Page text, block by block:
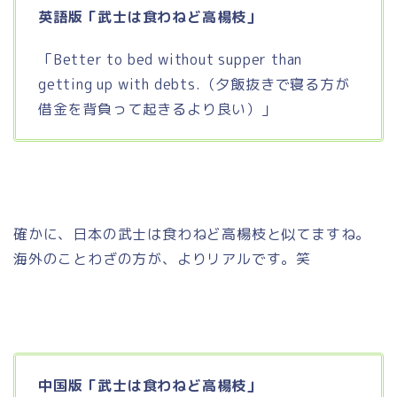
英語版「武士は食わねど高楊枝」
「Better to bed without supper than
getting up with debts.（夕飯抜きで寝る方が
借金を背負って起きるより良い）」
確かに、日本の武士は食わねど高楊枝と似てますね。
海外のことわざの方が、よりリアルです。笑
中国版「武士は食わねど高楊枝」